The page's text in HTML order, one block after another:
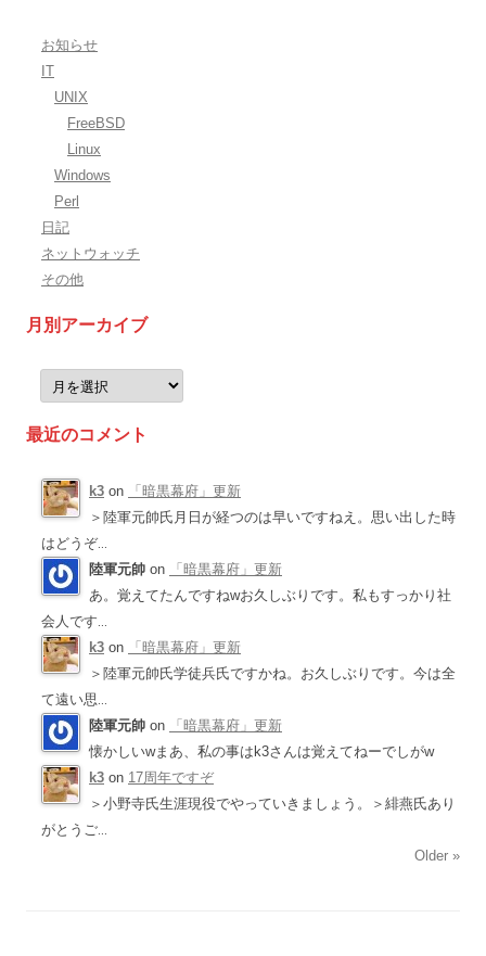
お知らせ
IT
UNIX
FreeBSD
Linux
Windows
Perl
日記
ネットウォッチ
その他
月別アーカイブ
カ
最近のコメント
k3 on
「暗黒幕府」更新
＞陸軍元帥氏月日が経つのは早いですねえ。思い出した時
はどうぞ
陸軍元帥 on
「暗黒幕府」更新
あ。覚えてたんですねwお久しぶりです。私もすっかり社
会人です
k3 on
「暗黒幕府」更新
＞陸軍元帥氏学徒兵氏ですかね。お久しぶりです。今は全
て遠い思
陸軍元帥 on
「暗黒幕府」更新
懐かしいwまあ、私の事はk3さんは覚えてねーでしがw
k3 on 17周年ですぞ
＞小野寺氏生涯現役でやっていきましょう。＞緋燕氏あり
がとうご
Older »